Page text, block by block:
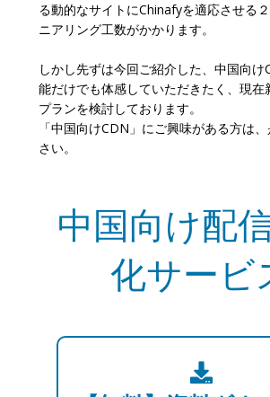
る動的なサイトにChinafyを適応させる
ニアリング工数がかかります。
しかし先ずは今回ご紹介した、中国向
能だけでも体感していただきたく、現在
プランを検討しております。
「中国向けCDN」にご興味がある方は
さい。
中国向け配
化サービ